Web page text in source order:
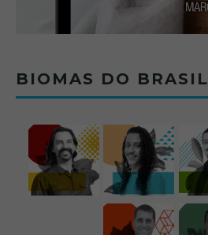
BIOMAS DO BRASIL